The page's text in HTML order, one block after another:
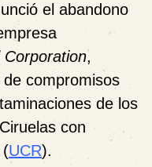
el abandono
Corporation,
compromisos
de los
con
(UCR).